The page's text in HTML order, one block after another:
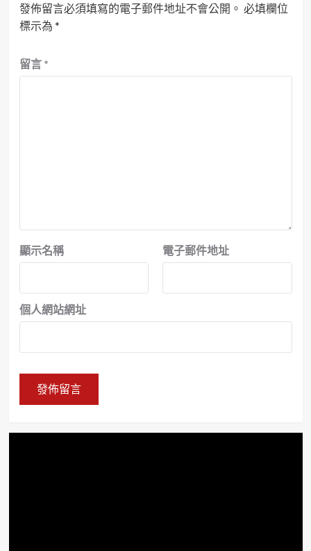
發佈留言必須填寫的電子郵件地址不會公開。 必填欄位
標示為 *
留言 *
顯示名稱 電子郵件地址
個人網站網址